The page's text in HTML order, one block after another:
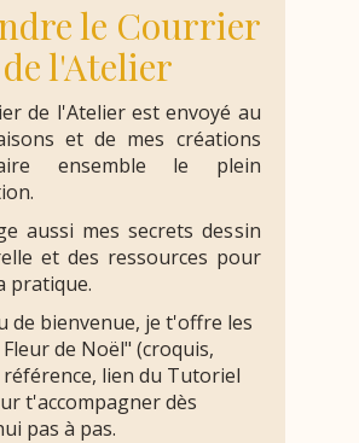
le Courrier
de l'Atelier
de l'Atelier est envoyé au
et de mes créations
ensemble le plein
aussi mes secrets dessin
et des ressources pour
pratique.
de bienvenue, je t'offre les
de Noël" (croquis,
lien du Tutoriel
t'accompagner dès
pas à pas.